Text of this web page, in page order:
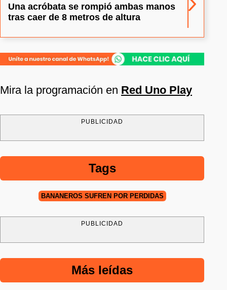
Una acróbata se rompió ambas manos
tras caer de 8 metros de altura
Mira la programación en Red Uno Play
PUBLICIDAD
Tags
BANANEROS SUFREN POR PÉRDIDAS
PUBLICIDAD
Más leídas